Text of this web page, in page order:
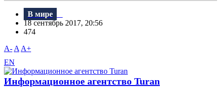
В мире
18 сентябрь 2017, 20:56
474
A- A A+
EN
Информационное агентство Turan